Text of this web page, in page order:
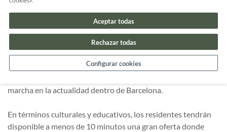
Marina de Ports y la industrial de la Zona Franca, como parte
del distrito Sants-Montjuic, tendrá una población de unos
30.000 habitantes. Destacará por el uso de tecnologías
eficientes y medioambientales para dar servicio de
calefacción y refrigeración, el tratamiento de aguas y la
dotación de zonas verdes y espacios públicos. Resaltará,
marcha en la actualidad dentro de Barcelona.
En términos culturales y educativos, los residentes tendrán
disponible a menos de 10 minutos una gran oferta donde
Aceptar todas
Rechazar todas
Configurar cookies